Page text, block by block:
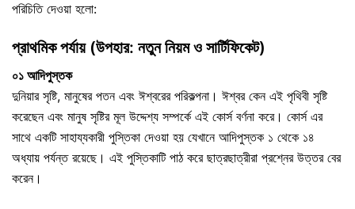
পরিচিতি দেওয়া হলো:
প্রাথমিক পর্যায় (উপহার: নতুন নিয়ম ও সার্টিফিকেট)
০১ আদিপুস্তক
দুনিয়ার সৃষ্টি, মানুষের পতন এবং ঈশ্বরের পরিকল্পনা। ঈশ্বর কেন এই পৃথিবী সৃষ্টি
করেছেন এবং মানুষ সৃষ্টির মূল উদ্দেশ্য সম্পর্কে এই কোর্স বর্ণনা করে। কোর্স এর
সাথে একটি সাহায্যকারী পুস্তিকা দেওয়া হয় যেখানে আদিপুস্তক ১ থেকে ১৪
অধ্যায় পর্যন্ত রয়েছে। এই পুস্তিকাটি পাঠ করে ছাত্রছাত্রীরা প্রশ্নের উত্তর বের
করেন।